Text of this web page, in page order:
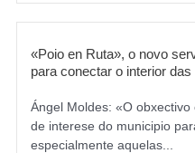
«Poio en Ruta», o novo
para conectar o interior das
Ángel Moldes: «O
de interese do municipio
especialmente aquelas...